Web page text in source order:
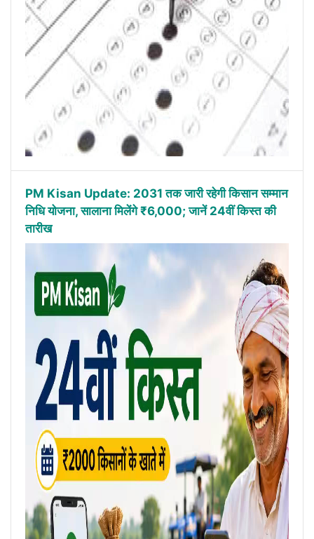
PM Kisan Update: 2031 तक जारी रहेगी किसान सम्मान
निधि योजना, सालाना मिलेंगे ₹6,000; जानें 24वीं किस्त की
तारीख